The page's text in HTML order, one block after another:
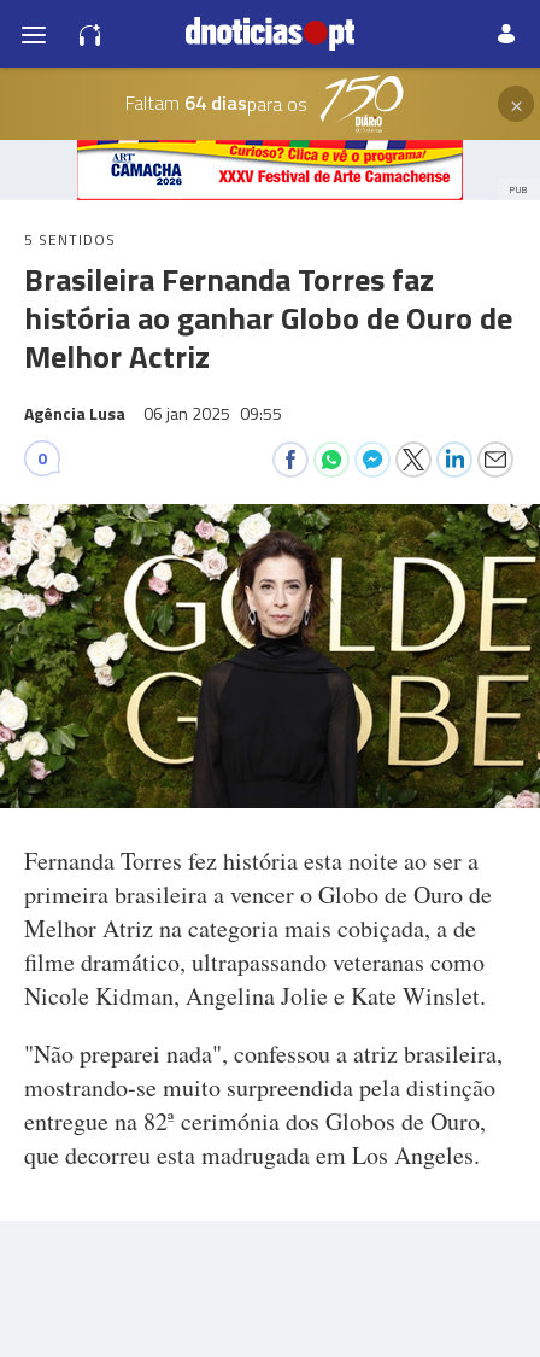
Faltam 64 diaspara os ×
PUB
5 SENTIDOS
Brasileira Fernanda Torres faz
história ao ganhar Globo de Ouro de
Melhor Actriz
Agência Lusa 06 jan 2025 09:55
0
Fernanda Torres fez história esta noite ao ser a
primeira brasileira a vencer o Globo de Ouro de
Melhor Atriz na categoria mais cobiçada, a de
filme dramático, ultrapassando veteranas como
Nicole Kidman, Angelina Jolie e Kate Winslet.
"Não preparei nada", confessou a atriz brasileira,
mostrando-se muito surpreendida pela distinção
entregue na 82ª cerimónia dos Globos de Ouro,
que decorreu esta madrugada em Los Angeles.